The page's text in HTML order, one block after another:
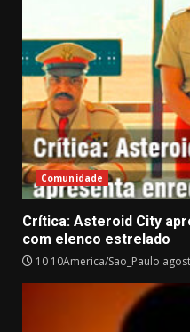
Comunidade
Crítica: Asteroid City
com elenco estrelado
10 10America/Sao_Paulo